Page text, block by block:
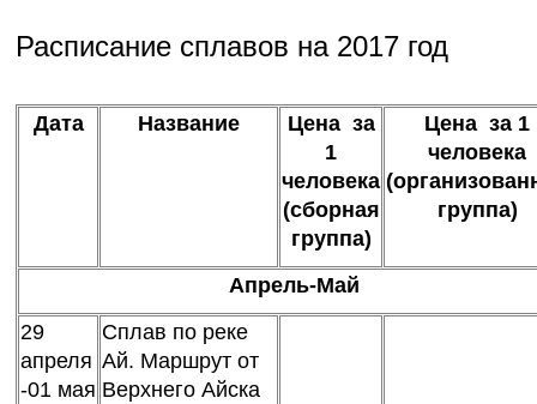
Расписание сплавов на 2017 год
Дата Название
Цена за
1
человека
(сборная
группа)
Цена за 1
человека
группа)
Апрель-Май
29
апреля
-01 мая
Сплав по реке
Ай. Маршрут от
Верхнего Айска